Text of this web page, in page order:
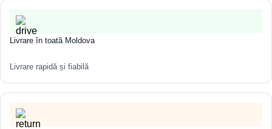
Livrare în toată Moldova
Livrare rapidă și fiabilă